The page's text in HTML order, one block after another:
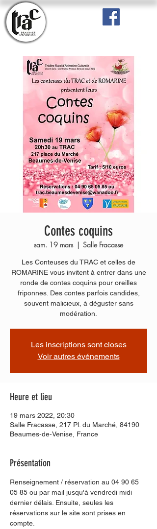
Contes coquins
sam. 19 mars
  |
Salle Fracasse
Les Conteuses du TRAC et celles de
ROMARINE vous invitent à entrer dans une
ronde de contes coquins pour oreilles
friponnes. Des contes parfois candides,
souvent malicieux, à déguster sans
modération.
Les inscriptions sont closes
Voir autres événements
Heure et lieu
19 mars 2022, 20:30
Salle Fracasse, 217 Pl. du Marché, 84190
Beaumes-de-Venise, France
Présentation
Renseignement / réservation au 04 90 65
05 85 ou par mail jusqu'à vendredi midi
dernier délais. Ensuite, seules les
réservations sur le site sont prises en
compte.